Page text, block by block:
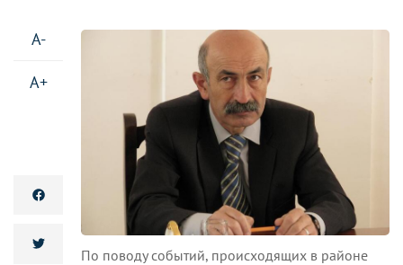
A-
A+
По поводу событий, происходящих в районе